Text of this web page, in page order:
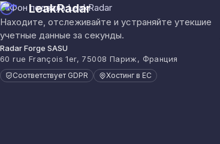
LeakRadar
Находите, отслеживайте и устраняйте утекшие
учетные данные за секунды.
Radar Forge SASU
60 rue François 1er, 75008 Париж, Франция
Соответствует GDPR Хостинг в ЕС